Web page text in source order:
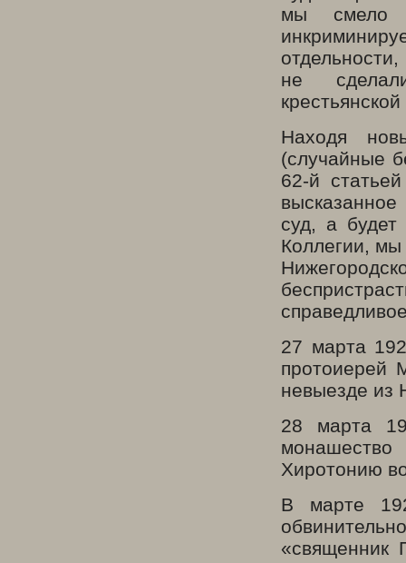
мы смело
не
Находя
(случайные
62-й
суд, а будет
Коллегии,
27 марта
протоиерей
невыезде из
28 марта
Хиротонию
В марте
«священник